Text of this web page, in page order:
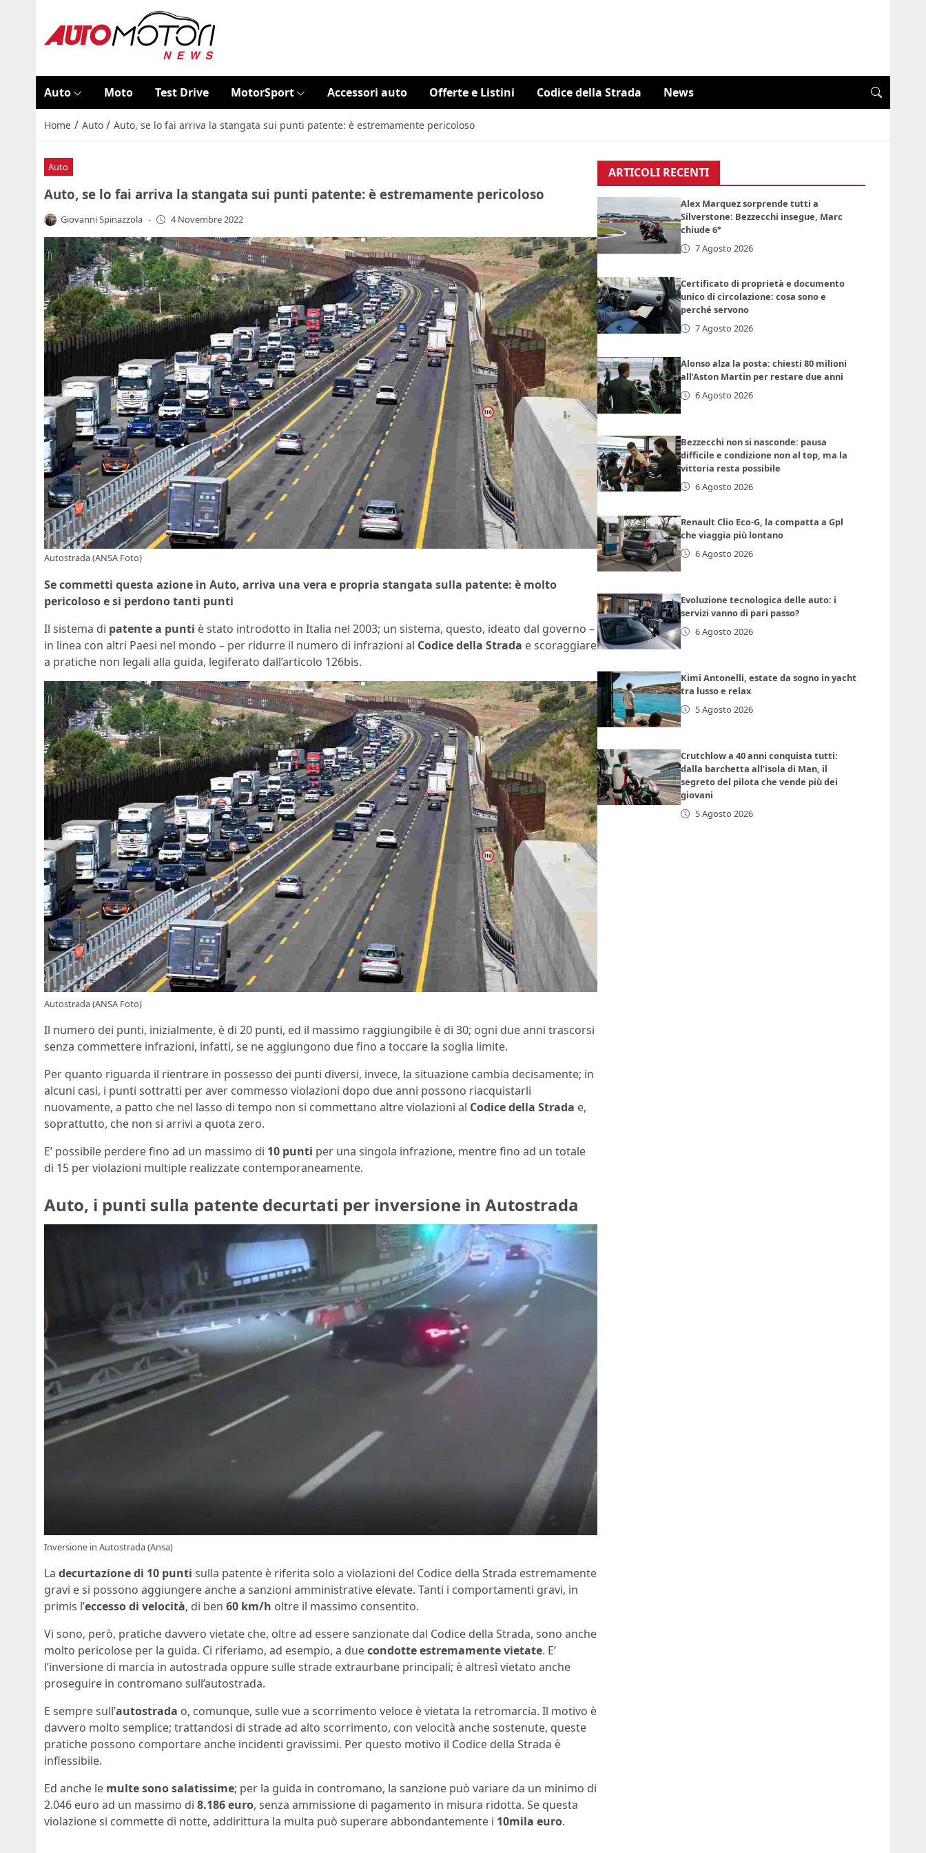
Auto Moto Test Drive MotorSport Accessori auto Offerte e Listini Codice della Strada News
Home / Auto / Auto, se lo fai arriva la stangata sui punti patente: è estremamente pericoloso
Auto
Auto, se lo fai arriva la stangata sui punti patente: è estremamente pericoloso
Giovanni Spinazzola - 4 Novembre 2022
Autostrada (ANSA Foto)
Se commetti questa azione in Auto, arriva una vera e propria stangata sulla patente: è molto
pericoloso e si perdono tanti punti
Il sistema di patente a punti è stato introdotto in Italia nel 2003; un sistema, questo, ideato dal governo –
in linea con altri Paesi nel mondo – per ridurre il numero di infrazioni al Codice della Strada e scoraggiare
a pratiche non legali alla guida, legiferato dall’articolo 126bis.
Autostrada (ANSA Foto)
Il numero dei punti, inizialmente, è di 20 punti, ed il massimo raggiungibile è di 30; ogni due anni trascorsi
senza commettere infrazioni, infatti, se ne aggiungono due fino a toccare la soglia limite.
Per quanto riguarda il rientrare in possesso dei punti diversi, invece, la situazione cambia decisamente; in
alcuni casi, i punti sottratti per aver commesso violazioni dopo due anni possono riacquistarli
nuovamente, a patto che nel lasso di tempo non si commettano altre violazioni al Codice della Strada e,
soprattutto, che non si arrivi a quota zero.
E’ possibile perdere fino ad un massimo di 10 punti per una singola infrazione, mentre fino ad un totale
di 15 per violazioni multiple realizzate contemporaneamente.
Auto, i punti sulla patente decurtati per inversione in Autostrada
Inversione in Autostrada (Ansa)
La decurtazione di 10 punti sulla patente è riferita solo a violazioni del Codice della Strada estremamente
gravi e si possono aggiungere anche a sanzioni amministrative elevate. Tanti i comportamenti gravi, in
primis l’eccesso di velocità, di ben 60 km/h oltre il massimo consentito.
Vi sono, però, pratiche davvero vietate che, oltre ad essere sanzionate dal Codice della Strada, sono anche
molto pericolose per la guida. Ci riferiamo, ad esempio, a duecondotte estremamente vietate. E’
l’inversione di marcia in autostrada oppure sulle strade extraurbane principali; è altresì vietato anche
proseguire in contromano sull’autostrada.
E sempre sull’autostrada o, comunque, sulle vue a scorrimento veloce è vietata la retromarcia. Il motivo è
davvero molto semplice; trattandosi di strade ad alto scorrimento, con velocità anche sostenute, queste
pratiche possono comportare anche incidenti gravissimi. Per questo motivo il Codice della Strada è
inflessibile.
Ed anche le multe sono salatissime; per la guida in contromano, la sanzione può variare da un minimo di
2.046 euro ad un massimo di 8.186 euro, senza ammissione di pagamento in misura ridotta. Se questa
violazione si commette di notte, addirittura la multa può superare abbondantemente i 10mila euro.
ARTICOLI RECENTI
Alex Marquez sorprende tutti a
Silverstone: Bezzecchi insegue, Marc
chiude 6°
7 Agosto 2026
Certificato di proprietà e documento
unico di circolazione: cosa sono e
perché servono
7 Agosto 2026
Alonso alza la posta: chiesti 80 milioni
all’Aston Martin per restare due anni
6 Agosto 2026
Bezzecchi non si nasconde: pausa
difficile e condizione non al top, ma la
vittoria resta possibile
6 Agosto 2026
Renault Clio Eco-G, la compatta a Gpl
che viaggia più lontano
6 Agosto 2026
Evoluzione tecnologica delle auto: i
servizi vanno di pari passo?
6 Agosto 2026
Kimi Antonelli, estate da sogno in yacht
tra lusso e relax
5 Agosto 2026
Crutchlow a 40 anni conquista tutti:
dalla barchetta all’isola di Man, il
segreto del pilota che vende più dei
giovani
5 Agosto 2026